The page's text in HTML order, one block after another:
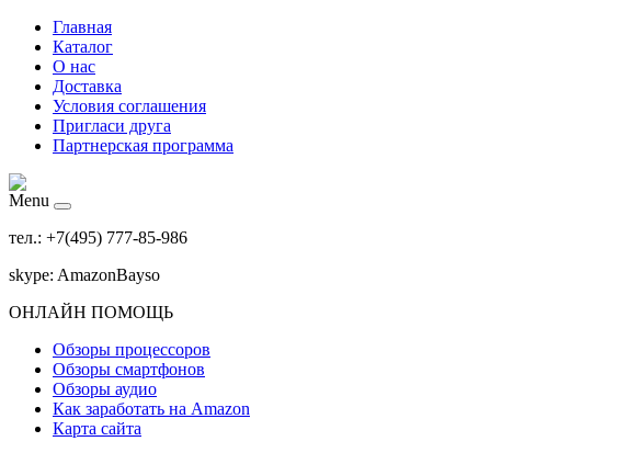
Главная
Каталог
О нас
Доставка
Условия соглашения
Пригласи друга
Партнерская программа
Menu
тел.: +7(495) 777-85-986
skype: AmazonBayso
ОНЛАЙН ПОМОЩЬ
Обзоры процессоров
Обзоры смартфонов
Обзоры аудио
Как заработать на Amazon
Карта сайта